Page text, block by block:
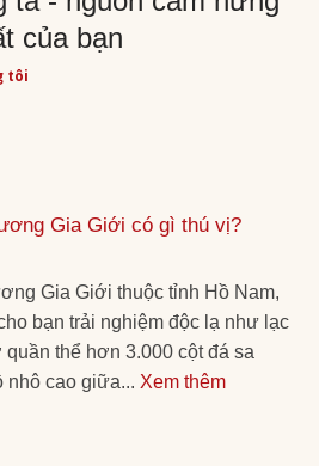
của bạn
tôi
Gia Giới có gì thú vị?
Gia Giới thuộc tỉnh Hồ Nam,
bạn trải nghiệm độc lạ như lạc
thể hơn 3.000 cột đá sa
nhô cao giữa... Xem thêm